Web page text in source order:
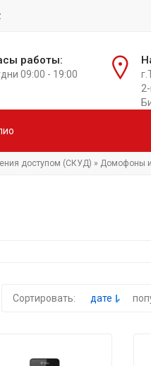
работы:
09:00 - 19:00
доступом (СКУД) » Домофоны
Сортировать: дате